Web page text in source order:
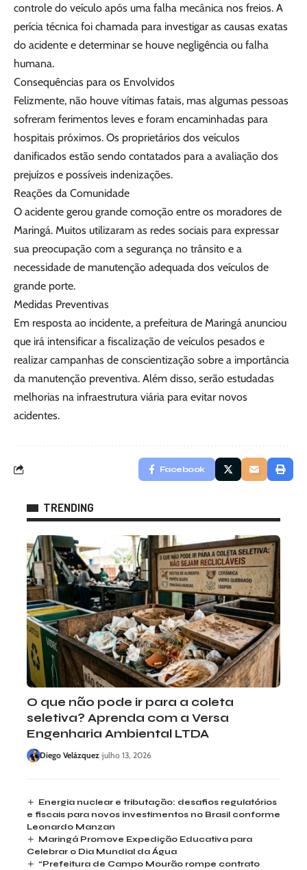
controle do veículo após uma falha mecânica nos freios. A
perícia técnica foi chamada para investigar as causas exatas
do acidente e determinar se houve negligência ou falha
humana.
Consequências para os Envolvidos
Felizmente, não houve vítimas fatais, mas algumas pessoas
sofreram ferimentos leves e foram encaminhadas para
hospitais próximos. Os proprietários dos veículos
danificados estão sendo contatados para a avaliação dos
prejuízos e possíveis indenizações.
Reações da Comunidade
O acidente gerou grande comoção entre os moradores de
Maringá. Muitos utilizaram as redes sociais para expressar
sua preocupação com a segurança no trânsito e a
necessidade de manutenção adequada dos veículos de
grande porte.
Medidas Preventivas
Em resposta ao incidente, a prefeitura de Maringá anunciou
que irá intensificar a fiscalização de veículos pesados e
realizar campanhas de conscientização sobre a importância
da manutenção preventiva. Além disso, serão estudadas
melhorias na infraestrutura viária para evitar novos
acidentes.
Facebook
TRENDING
O que não pode ir para a coleta
seletiva? Aprenda com a Versa
Engenharia Ambiental LTDA
Diego Velázquez julho 13, 2026
Energia nuclear e tributação: desafios regulatórios
e fiscais para novos investimentos no Brasil conforme
Leonardo Manzan
Maringá Promove Expedição Educativa para
Celebrar o Dia Mundial da Água
“Prefeitura de Campo Mourão rompe contrato